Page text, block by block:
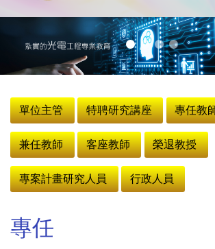
單位主管
特聘研究講座 專任教
兼任教師 客座教師 榮退教授
專案計畫研究人員 行政人員
專任